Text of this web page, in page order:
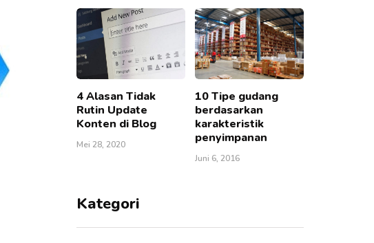
4 Alasan Tidak
Rutin Update
Konten di Blog
Mei 28, 2020
10 Tipe gudang
berdasarkan
karakteristik
penyimpanan
Juni 6, 2016
Kategori